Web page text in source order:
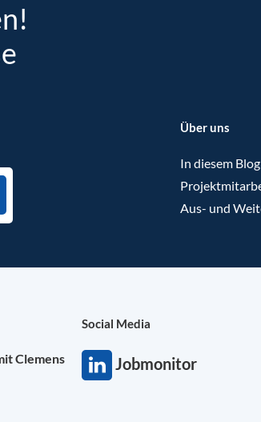
Über uns
In diesem
Aus- und
Clemens
Social Media
Jobmonitor